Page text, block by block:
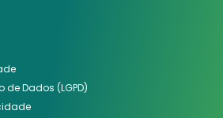
de Dados (LGPD)